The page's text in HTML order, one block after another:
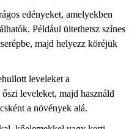
edényeket, amelyekben
Például ültethetsz színes
majd helyezz köréjük
leveleket a
leveleket, majd használd
a növények alá.